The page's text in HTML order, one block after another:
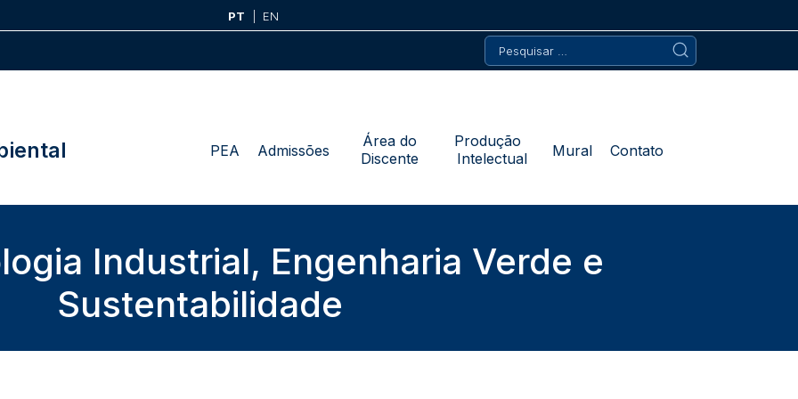
PT
EN
Pesquisar
por:
PEA Admissões
Área do
Discente
Produção
Intelectual
Mural Contato
Industrial, Engenharia Verde e
Sustentabilidade